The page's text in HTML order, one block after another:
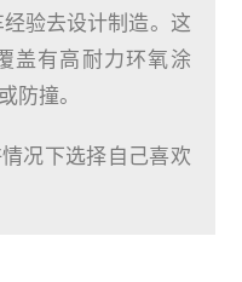
验去设计制造。这
盖有高耐力环氧涂
防撞。
况下选择自己喜欢